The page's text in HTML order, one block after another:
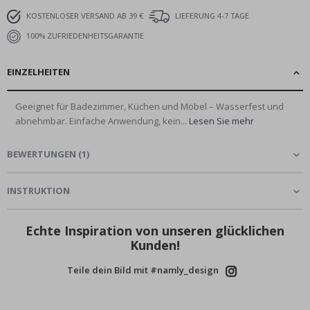
KOSTENLOSER VERSAND AB 39 €
LIEFERUNG 4-7 TAGE
100% ZUFRIEDENHEITSGARANTIE
EINZELHEITEN
Geeignet für Badezimmer, Küchen und Möbel – Wasserfest und
abnehmbar. Einfache Anwendung, kein... Lesen Sie mehr
BEWERTUNGEN (1)
INSTRUKTION
Echte Inspiration von unseren glücklichen
Kunden!
Teile dein Bild mit #namly_design